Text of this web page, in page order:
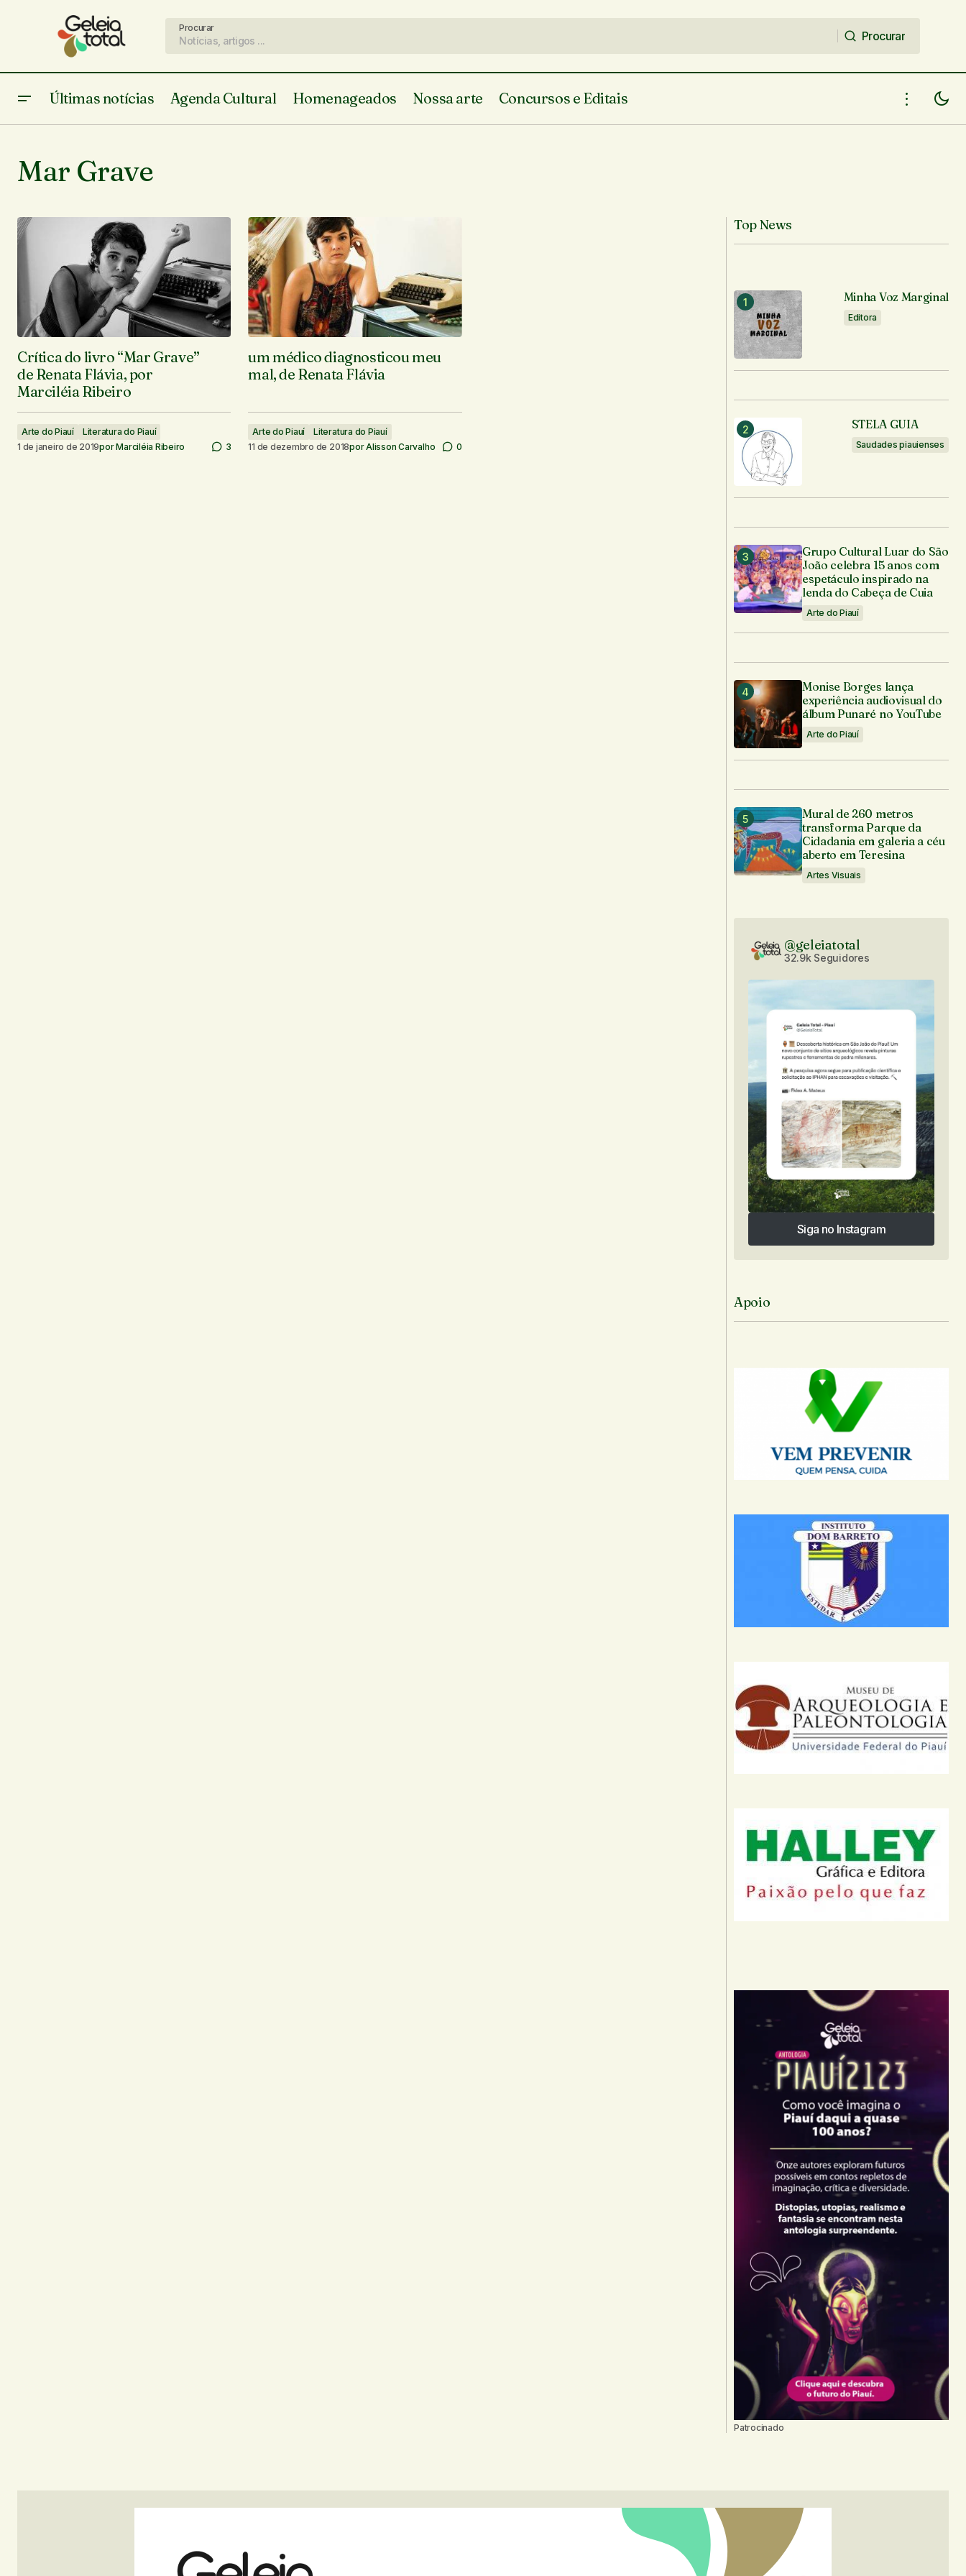
Procurar
Procurar
Últimas notícias Agenda Cultural Homenageados Nossa arte Concursos e Editais
Mar Grave
Crítica do livro “Mar Grave”
de Renata Flávia, por
Marciléia Ribeiro
Arte do Piauí
Literatura do Piauí
1 de janeiro de 2019porMarciléia Ribeiro 3
um médico diagnosticou meu
mal, de Renata Flávia
Arte do Piauí
Literatura do Piauí
11 de dezembro de 2018porAlisson Carvalho 0
Top News
Minha Voz Marginal
Editora
STELA GUIA
Saudades piauienses
Grupo Cultural Luar do São
João celebra 15 anos com
espetáculo inspirado na
lenda do Cabeça de Cuia
Arte do Piauí
Monise Borges lança
experiência audiovisual do
álbum Punaré no YouTube
Arte do Piauí
Mural de 260 metros
transforma Parque da
Cidadania em galeria a céu
aberto em Teresina
Artes Visuais
@geleiatotal
32.9k Seguidores
Siga no Instagram
Siga no Instagram
Apoio
Patrocinado